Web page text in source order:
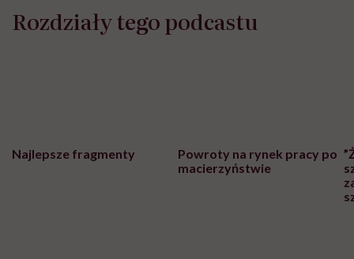
Rozdziały tego podcastu
Najlepsze fragmenty
Powroty na rynek pracy po
macierzyństwie